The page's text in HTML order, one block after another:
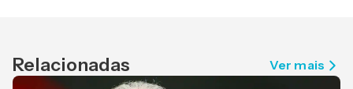
Relacionadas Ver mais